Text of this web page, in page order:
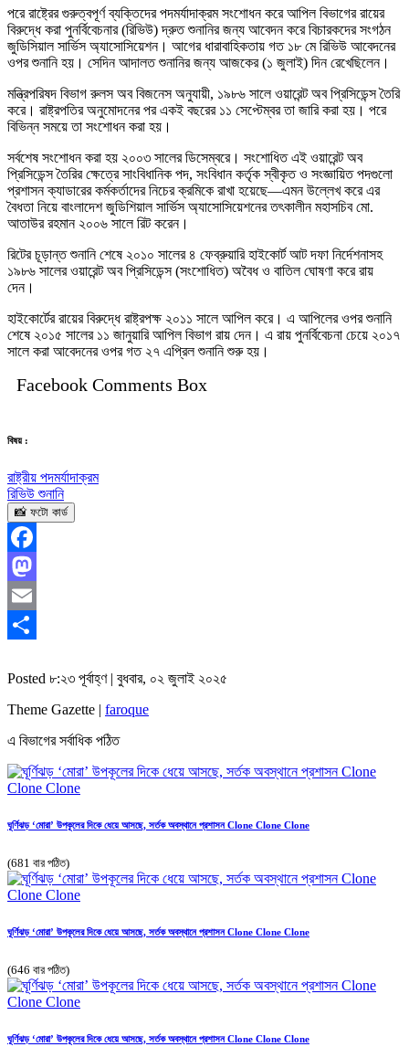
পরে রাষ্ট্রের গুরুত্বপূর্ণ ব্যক্তিদের পদমর্যাদাক্রম সংশোধন করে আপিল বিভাগের রায়ের
বিরুদ্ধে করা পুনর্বিবেচনার (রিভিউ) দ্রুত শুনানির জন্য আবেদন করে বিচারকদের সংগঠন
জুডিসিয়াল সার্ভিস অ্যাসোসিয়েশন। আগের ধারাবাহিকতায় গত ১৮ মে রিভিউ আবেদনের
ওপর শুনানি হয়। সেদিন আদালত শুনানির জন্য আজকের (১ জুলাই) দিন রেখেছিলেন।
মন্ত্রিপরিষদ বিভাগ রুলস অব বিজনেস অনুযায়ী, ১৯৮৬ সালে ওয়ারেন্ট অব প্রিসিডেন্স তৈরি
করে। রাষ্ট্রপতির অনুমোদনের পর একই বছরের ১১ সেপ্টেম্বর তা জারি করা হয়। পরে
বিভিন্ন সময়ে তা সংশোধন করা হয়।
সর্বশেষ সংশোধন করা হয় ২০০৩ সালের ডিসেম্বরে। সংশোধিত এই ওয়ারেন্ট অব
প্রিসিডেন্স তৈরির ক্ষেত্রে সাংবিধানিক পদ, সংবিধান কর্তৃক স্বীকৃত ও সংজ্ঞায়িত পদগুলো
প্রশাসন ক্যাডারের কর্মকর্তাদের নিচের ক্রমিকে রাখা হয়েছে—এমন উল্লেখ করে এর
বৈধতা নিয়ে বাংলাদেশ জুডিশিয়াল সার্ভিস অ্যাসোসিয়েশনের তৎকালীন মহাসচিব মো.
আতাউর রহমান ২০০৬ সালে রিট করেন।
রিটের চূড়ান্ত শুনানি শেষে ২০১০ সালের ৪ ফেব্রুয়ারি হাইকোর্ট আট দফা নির্দেশনাসহ
১৯৮৬ সালের ওয়ারেন্ট অব প্রিসিডেন্স (সংশোধিত) অবৈধ ও বাতিল ঘোষণা করে রায়
দেন।
হাইকোর্টের রায়ের বিরুদ্ধে রাষ্ট্রপক্ষ ২০১১ সালে আপিল করে। এ আপিলের ওপর শুনানি
শেষে ২০১৫ সালের ১১ জানুয়ারি আপিল বিভাগ রায় দেন। এ রায় পুনর্বিবেচনা চেয়ে ২০১৭
সালে করা আবেদনের ওপর গত ২৭ এপ্রিল শুনানি শুরু হয়।
Facebook Comments Box
বিষয় :
রাষ্ট্রীয় পদমর্যাদাক্রম
রিভিউ শুনানি
📸 ফটো কার্ড
Facebook
Mastodon
Email
Posted ৮:২৩ পূর্বাহ্ণ | বুধবার, ০২ জুলাই ২০২৫
Theme Gazette | faroque
এ বিভাগের সর্বাধিক পঠিত
ঘূর্ণিঝড় ‘মোরা’ উপকূলের দিকে ধেয়ে আসছে, সর্তক অবস্থানে প্রশাসন Clone Clone Clone
(681 বার পঠিত)
ঘূর্ণিঝড় ‘মোরা’ উপকূলের দিকে ধেয়ে আসছে, সর্তক অবস্থানে প্রশাসন Clone Clone Clone
(646 বার পঠিত)
ঘূর্ণিঝড় ‘মোরা’ উপকূলের দিকে ধেয়ে আসছে, সর্তক অবস্থানে প্রশাসন Clone Clone Clone